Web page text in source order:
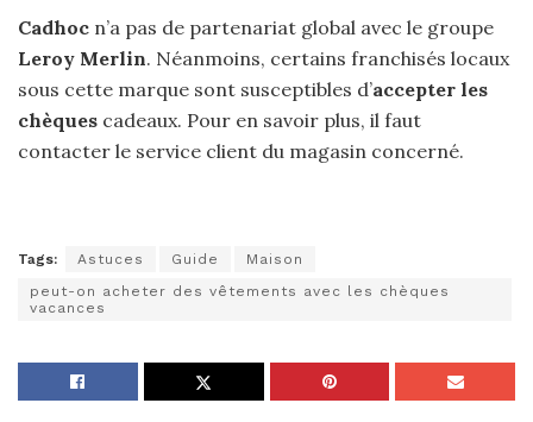
Cadhoc n’a pas de partenariat global avec le groupe
Leroy Merlin. Néanmoins, certains franchisés locaux
sous cette marque sont susceptibles d’accepter les
chèques cadeaux. Pour en savoir plus, il faut
contacter le service client du magasin concerné.
Tags: Astuces Guide
Maison
peut-on acheter des vêtements avec les chèques
vacances